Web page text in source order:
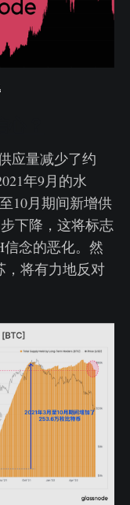
应量减少了约
年9月的水
10月期间新增供
下降，这将标志
念的恶化。然
，将有力地反对